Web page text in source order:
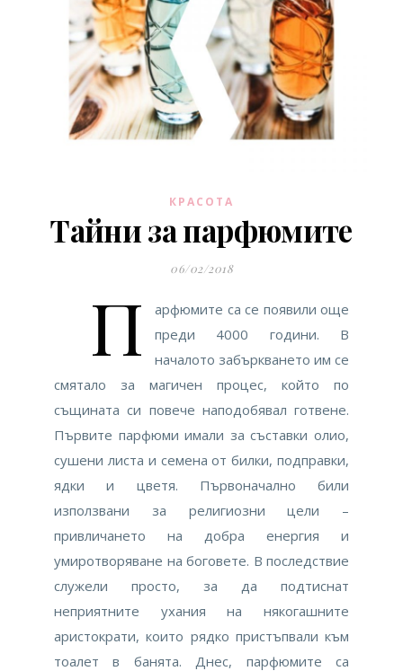
КРАСОТА
Тайни за парфюмите
06/02/2018
П
арфюмите са се появили още
преди 4000 години. В
началото забъркването им се
смятало за магичен процес, който по
същината си повече наподобявал готвене.
Първите парфюми имали за съставки олио,
сушени листа и семена от билки, подправки,
ядки и цветя. Първоначално били
използвани за религиозни цели –
привличането на добра енергия и
умиротворяване на боговете. В последствие
служели просто, за да подтиснат
неприятните ухания на някогашните
аристократи, които рядко пристъпвали към
тоалет в банята. Днес, парфюмите са